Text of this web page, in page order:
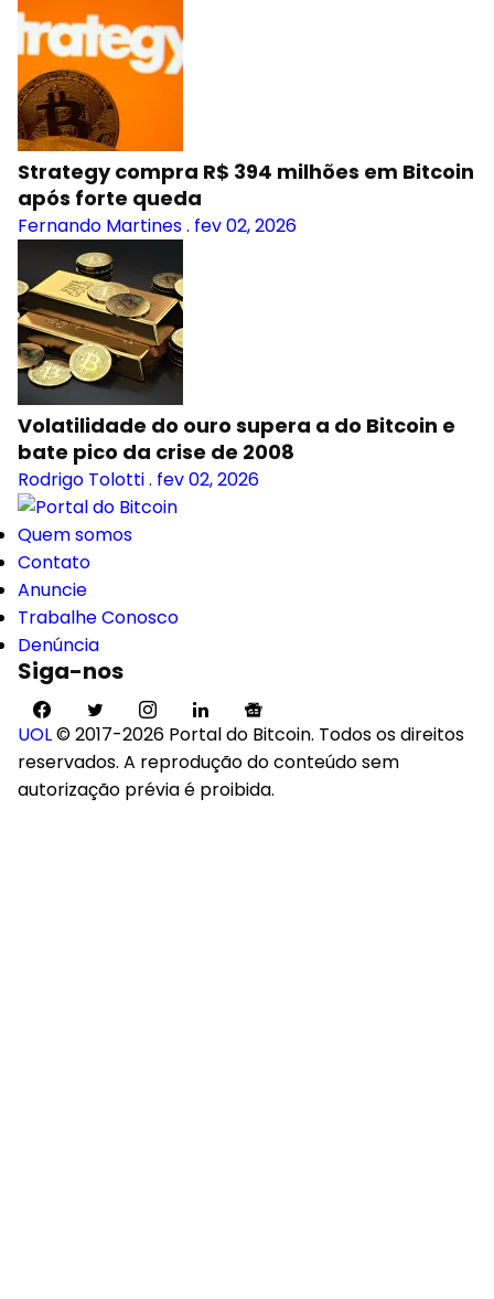
Strategy compra R$ 394 milhões em Bitcoin
após forte queda
Fernando Martines. fev 02, 2026
Volatilidade do ouro supera a do Bitcoin e
bate pico da crise de 2008
Rodrigo Tolotti. fev 02, 2026
Quem somos
Contato
Anuncie
Trabalhe Conosco
Denúncia
Siga-nos
UOL© 2017-2026 Portal do Bitcoin. Todos os direitos
reservados. A reprodução do conteúdo sem
autorização prévia é proibida.